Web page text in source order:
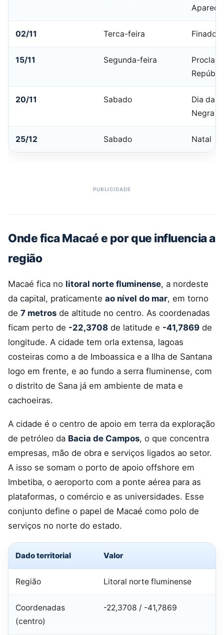
02/11 Terca-feira Finados
15/11 Segunda-feira
20/11 Sabado
Dia da
Negra
25/12 Sabado Natal
Onde fica Macaé e por que influencia a
região
Macaé fica no litoral norte fluminense, a nordeste
da capital, praticamente ao nível do mar, em torno
de 7 metros de altitude no centro. As coordenadas
ficam perto de -22,3708 de latitude e -41,7869 de
longitude. A cidade tem orla extensa, lagoas
costeiras como a de Imboassica e a Ilha de Santana
logo em frente, e ao fundo a serra fluminense, com
o distrito de Sana já em ambiente de mata e
cachoeiras.
A cidade é o centro de apoio em terra da exploração
de petróleo da Bacia de Campos, o que concentra
empresas, mão de obra e serviços ligados ao setor.
A isso se somam o porto de apoio offshore em
Imbetiba, o aeroporto com a ponte aérea para as
plataformas, o comércio e as universidades. Esse
conjunto define o papel de Macaé como polo de
serviços no norte do estado.
Dado territorial Valor
Região Litoral norte fluminense
Coordenadas
(centro)
-22,3708 / -41,7869